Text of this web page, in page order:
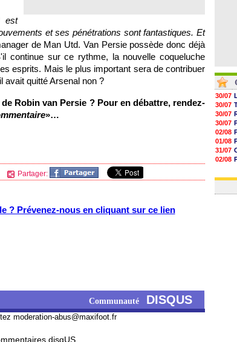
est
et ses pénétrations sont fantastiques. Et
de Man Utd. Van Persie possède donc déjà
continue sur ce rythme, la nouvelle coqueluche
esprits. Mais le plus important sera de contribuer
avait quitté Arsenal non ?
Robin van Persie ? Pour en débattre, rendez-
»…
Partager:
? Prévenez-nous en cliquant sur ce lien
Communauté DISQUS
moderation-abus@maxifoot.fr
disqUS ...
30/07
30/07
30/07
30/07
02/08
01/08
31/07
02/08
01/08